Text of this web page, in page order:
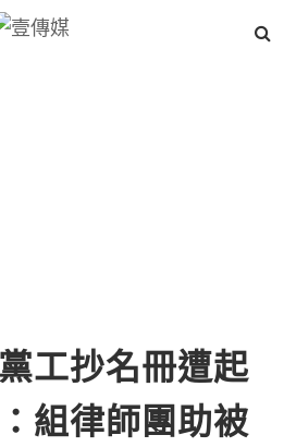
工抄名冊遭起
組律師團助被